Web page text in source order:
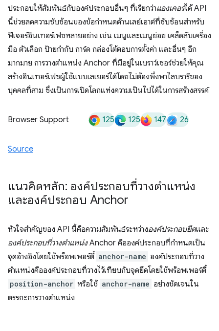
ประกอบให้สัมพันธ์กับองค์ประกอบอื่นๆ ที่เรียกว่าแองเคอร์ได้ API
นี้ช่วยลดความซับซ้อนของข้อกำหนดด้านเลย์เอาต์ที่ซับซ้อนสำหรับ
ฟีเจอร์อินเทอร์เฟซหลายอย่าง เช่น เมนูและเมนูย่อย เคล็ดลับเครื่อง
มือ ตัวเลือก ป้ายกำกับ การ์ด กล่องโต้ตอบการตั้งค่า และอื่นๆ อีก
มากมาย การวางตำแหน่ง Anchor ที่มีอยู่ในเบราว์เซอร์ช่วยให้คุณ
สร้างอินเทอร์เฟซผู้ใช้แบบเลเยอร์ได้โดยไม่ต้องพึ่งพาไลบรารีของ
บุคคลที่สาม ซึ่งเป็นการเปิดโลกแห่งความเป็นไปได้ในการสร้างสรรค์
Browser Support 125 125 147 26
Source
แนวคิดหลัก: องค์ประกอบที่วางตำแหน่ง
และองค์ประกอบ Anchor
หัวใจสำคัญของ API นี้คือความสัมพันธ์ระหว่างองค์ประกอบยึดและ
องค์ประกอบที่วางตำแหน่งAnchor คือองค์ประกอบที่กำหนดเป็น
จุดอ้างอิงโดยใช้พร็อพเพอร์ตี้ anchor-name องค์ประกอบที่วาง
ตำแหน่งคือองค์ประกอบที่วางไว้เทียบกับจุดยึดโดยใช้พร็อพเพอร์ตี้
position-anchor หรือใช้ anchor-name อย่างชัดเจนใน
ตรรกะการวางตำแหน่ง